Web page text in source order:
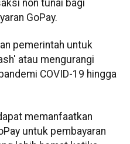
non tunai bagi
GoPay.
pemerintah untuk
atau mengurangi
COVID-19 hingga
memanfaatkan
untuk pembayaran